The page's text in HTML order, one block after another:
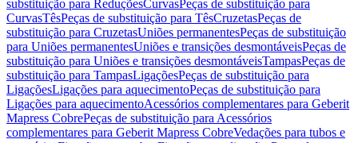
substituição para ReduçõesCurvasPeças de substituição para
CurvasTêsPeças de substituição para TêsCruzetasPeças de
substituição para CruzetasUniões permanentesPeças de substituição
para Uniões permanentesUniões e transições desmontáveisPeças de
substituição para Uniões e transições desmontáveisTampasPeças de
substituição para TampasLigaçõesPeças de substituição para
LigaçõesLigações para aquecimentoPeças de substituição para
Ligações para aquecimentoAcessórios complementares para Geberit
Mapress CobrePeças de substituição para Acessórios
complementares para Geberit Mapress CobreVedações para tubos e